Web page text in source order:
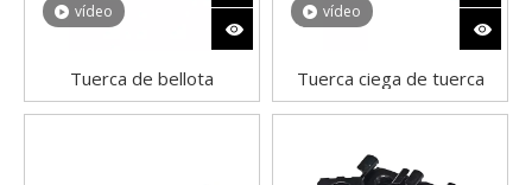
vídeo
Tuerca de bellota
hexagonal de acero
vídeo
Tuerca ciega de tuerca
hexagonal DIN1587